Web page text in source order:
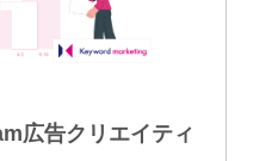
広告クリエイティ